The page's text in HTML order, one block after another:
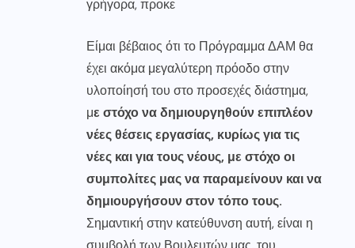
γρήγορα, προκε
Είμαι βέβαιος ότι το Πρόγραμμα ΔΑΜ θα
έχει ακόμα μεγαλύτερη πρόοδο στην
υλοποίησή του στο προσεχές διάστημα,
με στόχο να δημιουργηθούν επιπλέον
νέες θέσεις εργασίας, κυρίως για τις
νέες και για τους νέους, με στόχο οι
συμπολίτες μας να παραμείνουν και να
δημιουργήσουν στον τόπο τους.
Σημαντική στην κατεύθυνση αυτή, είναι η